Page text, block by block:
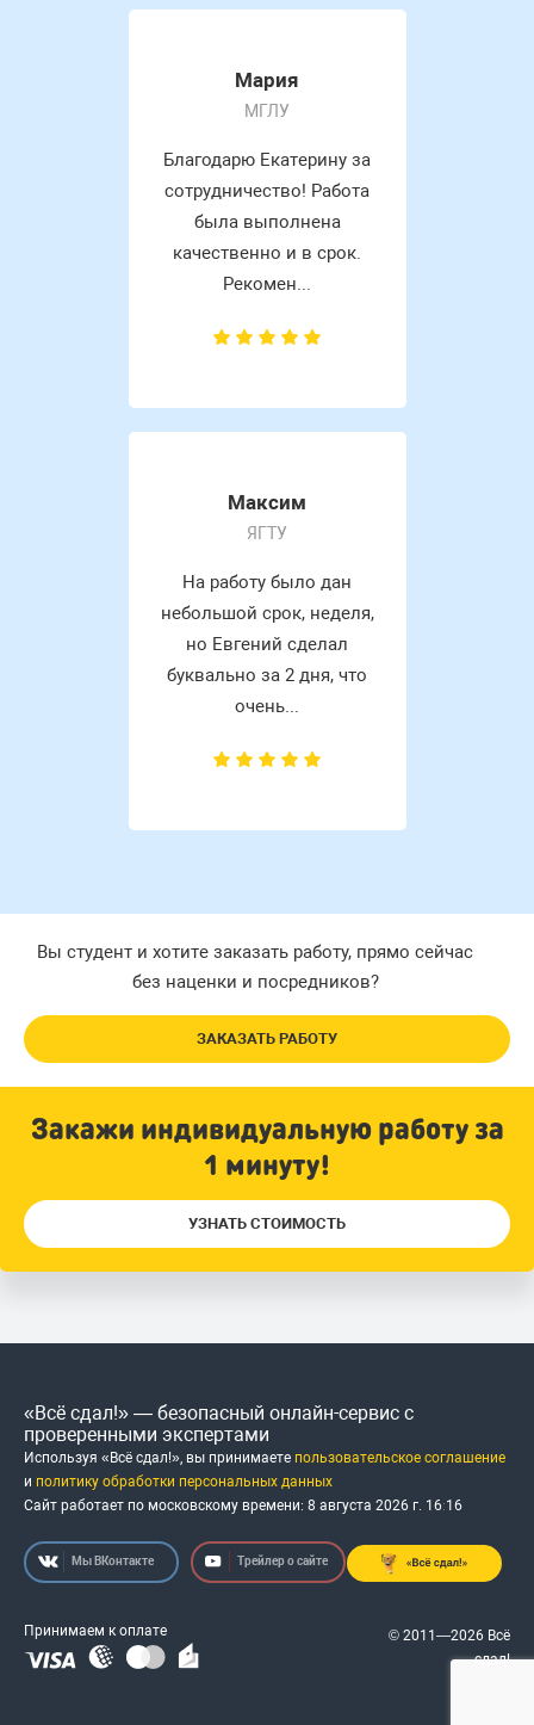
Мария
МГЛУ
Благодарю Екатерину за
сотрудничество! Работа
была выполнена
качественно и в срок.
Рекомен...
Максим
ЯГТУ
На работу было дан
небольшой срок, неделя,
но Евгений сделал
буквально за 2 дня, что
очень...
Вы студент и хотите заказать работу, прямо сейчас
без наценки и посредников?
ЗАКАЗАТЬ РАБОТУ
Закажи индивидуальную работу за
1 минуту!
УЗНАТЬ СТОИМОСТЬ
«Всё сдал!» — безопасный онлайн-сервис с
проверенными экспертами
Используя «Всё сдал!», вы принимаете пользовательское соглашение
и политику обработки персональных данных
Сайт работает по московскому времени: 8 августа 2026 г. 16:16
Мы ВКонтакте Трейлер о сайте
Принимаем к оплате
© 2011—2026 Всё
сдал!